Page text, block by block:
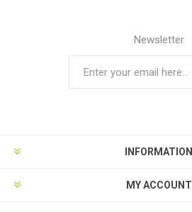
Newsletter
INFORMATION
MY ACCOUNT